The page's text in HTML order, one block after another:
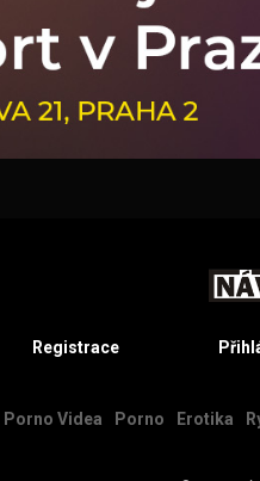
Registrace
Porno Videa Porno Erotika